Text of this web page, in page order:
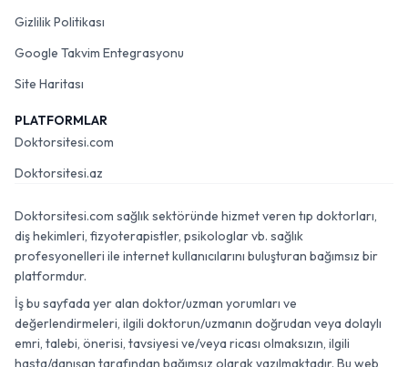
Gizlilik Politikası
Google Takvim Entegrasyonu
Site Haritası
PLATFORMLAR
Doktorsitesi.com
Doktorsitesi.az
Doktorsitesi.com sağlık sektöründe hizmet veren tıp doktorları,
diş hekimleri, fizyoterapistler, psikologlar vb. sağlık
profesyonelleri ile internet kullanıcılarını buluşturan bağımsız bir
platformdur.
İş bu sayfada yer alan doktor/uzman yorumları ve
değerlendirmeleri, ilgili doktorun/uzmanın doğrudan veya dolaylı
emri, talebi, önerisi, tavsiyesi ve/veya ricası olmaksızın, ilgili
hasta/danışan tarafından bağımsız olarak yazılmaktadır. Bu web